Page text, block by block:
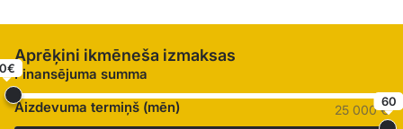
Aprēķini ikmēneša izmaksas
Finansējuma summa
25 000 €
Aizdevuma termiņš (mēn) 60